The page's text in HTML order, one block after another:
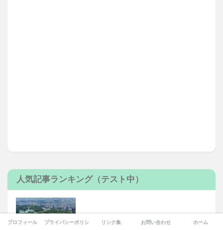
人気記事ランキング（テスト中）
プロフィール プライバシーポリシー リンク集 お問い合わせ ホーム